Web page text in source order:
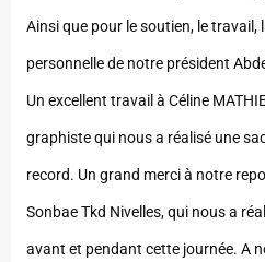
Ainsi que pour le soutien, le travail,
personnelle de notre président
Un excellent travail à Céline
graphiste qui nous a réalisé une
record. Un grand merci à notre
Sonbae Tkd Nivelles, qui nous a
avant et pendant cette journée. A